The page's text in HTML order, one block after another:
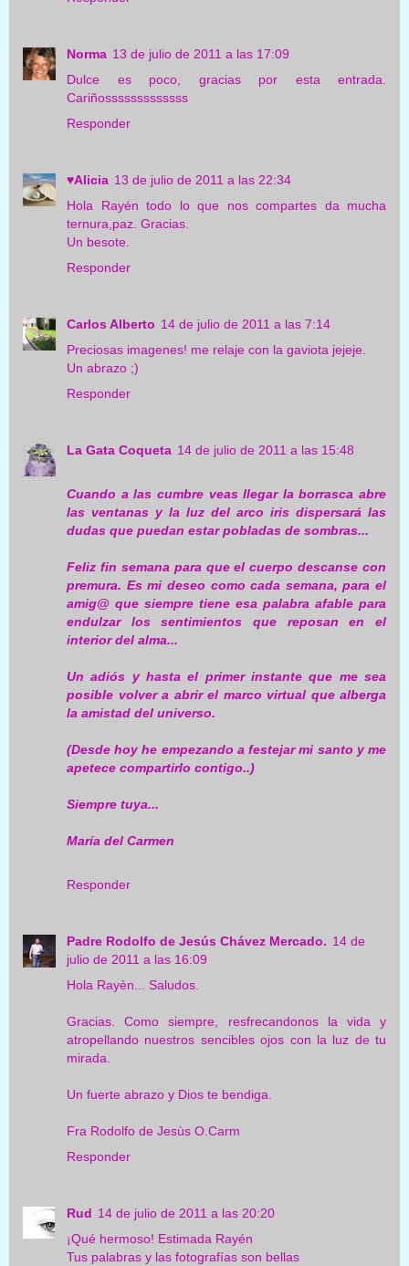
Norma 13 de julio de 2011 a las 17:09
Dulce es poco, gracias por esta entrada.
Cariñosssssssssssss
Responder
♥Alicia 13 de julio de 2011 a las 22:34
Hola Rayén todo lo que nos compartes da mucha
ternura,paz. Gracias.
Un besote.
Responder
Carlos Alberto 14 de julio de 2011 a las 7:14
Preciosas imagenes! me relaje con la gaviota jejeje.
Un abrazo ;)
Responder
La Gata Coqueta 14 de julio de 2011 a las 15:48
Cuando a las cumbre veas llegar la borrasca abre
las ventanas y la luz del arco iris dispersará las
dudas que puedan estar pobladas de sombras...
Feliz fin semana para que el cuerpo descanse con
premura. Es mi deseo como cada semana, para el
amig@ que siempre tiene esa palabra afable para
endulzar los sentimientos que reposan en el
interior del alma...
Un adiós y hasta el primer instante que me sea
posible volver a abrir el marco virtual que alberga
la amistad del universo.
(Desde hoy he empezando a festejar mi santo y me
apetece compartirlo contigo..)
Siempre tuya...
María del Carmen
Responder
Padre Rodolfo de Jesús Chávez Mercado. 14 de
julio de 2011 a las 16:09
Hola Rayèn... Saludos.
Gracias. Como siempre, resfrecandonos la vida y
atropellando nuestros sencibles ojos con la luz de tu
mirada.
Un fuerte abrazo y Dios te bendiga.
Fra Rodolfo de Jesùs O.Carm
Responder
Rud 14 de julio de 2011 a las 20:20
¡Qué hermoso! Estimada Rayén
Tus palabras y las fotografías son bellas